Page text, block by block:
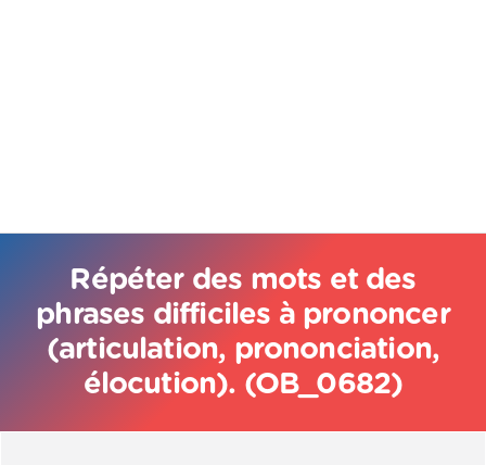
Répéter des mots et des
phrases difficiles à prononcer
(articulation, prononciation,
élocution). (OB_0682)